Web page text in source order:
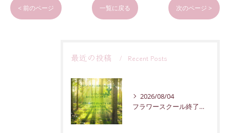
< 前のページ 一覧に戻る 次のページ >
最近の投稿 Recent Posts
2026/08/04
フラワースクール終了のお知らせ